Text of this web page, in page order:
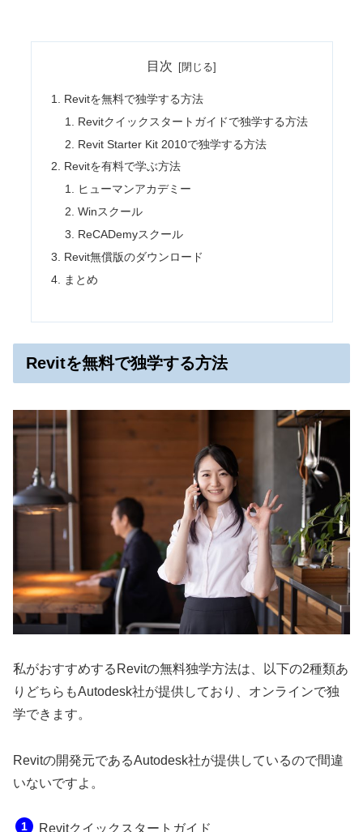
目次
Revitを無料で独学する方法
Revitクイックスタートガイドで独学する方法
Revit Starter Kit 2010で独学する方法
Revitを有料で学ぶ方法
ヒューマンアカデミー
Winスクール
ReCADemyスクール
Revit無償版のダウンロード
まとめ
Revitを無料で独学する方法
私がおすすめするRevitの無料独学方法は、以下の2種類あ
りどちらもAutodesk社が提供しており、オンラインで独
学できます。
Revitの開発元であるAutodesk社が提供しているので間違
いないですよ。
Revitクイックスタートガイド